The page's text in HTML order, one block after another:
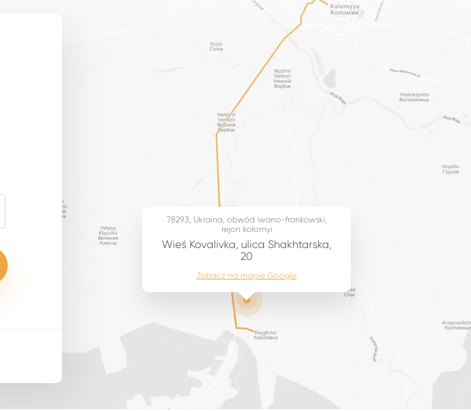
78293, Ukraina, obwód iwano-frankowski,
rejon kołomyi
Wieś Kovalivka, ulica Shakhtarska,
20
Zobacz na mapie Google